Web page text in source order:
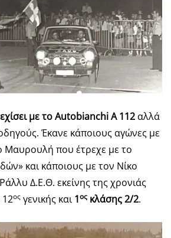
με το Autobianchi A 112αλλά
Έκανε κάποιους αγώνες με
Μαυρουλή που έτρεχε με το
και κάποιους με τον Νίκο
Δ.Ε.Θ. εκείνης της χρονιάς
12ος γενικής και1ος κλάσης 2/2.